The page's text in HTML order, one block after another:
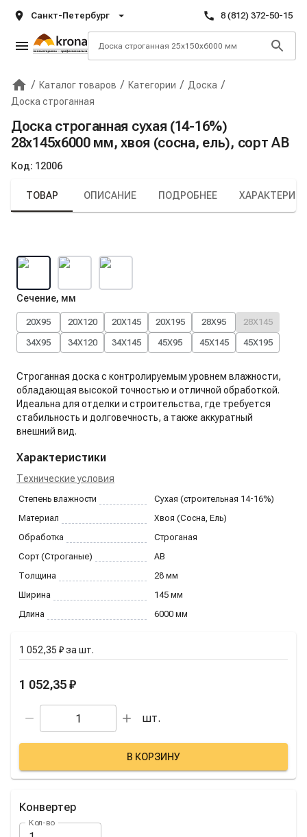
Санкт-Петербург 8 (812) 372-50-15
Главная
/ Каталог товаров / Категории / Доска /
Доска строганная
Доска строганная сухая (14-16%)
28х145х6000 мм, хвоя (сосна, ель), сорт AB
Код: 12006
Крона
ТОВАР ОПИСАНИЕ ПОДРОБНЕЕ
Сечение, мм
20X95 20X120 20X145 20X195 28X95
28X145
34X95
34X120 34X145 45X95 45X145 45X195
Строганная доска с контролируемым уровнем влажности,
обладающая высокой точностью и отличной обработкой.
Идеальна для отделки и строительства, где требуется
стабильность и долговечность, а также аккуратный
внешний вид.
Характеристики
Технические условия
Степень влажности
Сухая (строительная 14-16%)
Материал
Хвоя (Сосна, Ель)
Обработка
Строганая
Сорт (Строганые)
AB
Толщина
28 мм
Ширина
145 мм
Длина
6000 мм
1 052,35 ₽за шт.
1 052,35 ₽
шт.
В КОРЗИНУ
Конвертер
Кол-во